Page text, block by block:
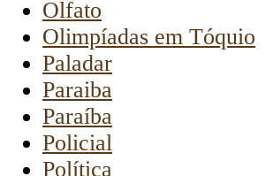
Olfato
Olimpíadas em Tóquio
Paladar
Paraiba
Paraíba
Policial
Política